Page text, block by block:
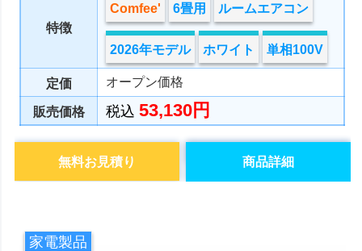
特徴
Comfee' 6畳用 ルームエアコン
2026年モデル ホワイト 単相100V
定価 オープン価格
販売価格 税込53,130円
商品詳細
無料お見積り
家電製品